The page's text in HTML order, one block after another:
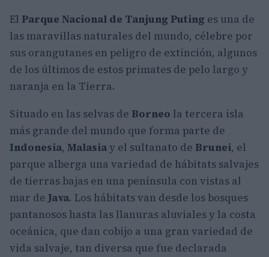
El Parque Nacional de Tanjung Puting es una de
las maravillas naturales del mundo, célebre por
sus orangutanes en peligro de extinción, algunos
de los últimos de estos primates de pelo largo y
naranja en la Tierra.
Situado en las selvas de Borneo la tercera isla
más grande del mundo que forma parte de
Indonesia, Malasiay el sultanato de Brunei, el
parque alberga una variedad de hábitats salvajes
de tierras bajas en una península con vistas al
mar deJava. Los hábitats van desde los bosques
pantanosos hasta las llanuras aluviales y la costa
oceánica, que dan cobijo a una gran variedad de
vida salvaje, tan diversa que fue declarada